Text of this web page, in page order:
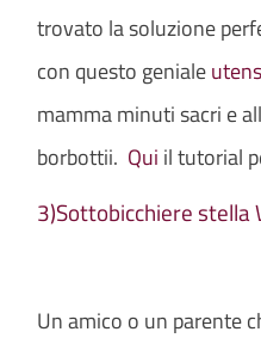
trovato la soluzione
con questo geniale
mamma minuti sacri e
borbottii. Qui il tutorial
3)Sottobicchiere stella
Un amico o un parente